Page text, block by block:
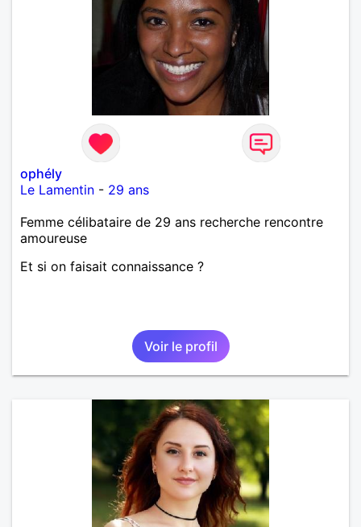
ophély
Le Lamentin - 29 ans
Femme célibataire de 29 ans recherche rencontre
amoureuse
Et si on faisait connaissance ?
Voir le profil